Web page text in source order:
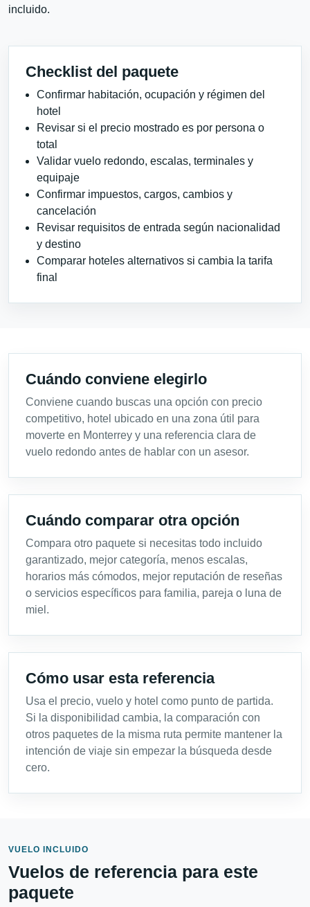
incluido.
Checklist del paquete
Confirmar habitación, ocupación y régimen del
hotel
Revisar si el precio mostrado es por persona o
total
Validar vuelo redondo, escalas, terminales y
equipaje
Confirmar impuestos, cargos, cambios y
cancelación
Revisar requisitos de entrada según nacionalidad
y destino
Comparar hoteles alternativos si cambia la tarifa
final
Cuándo conviene elegirlo
Conviene cuando buscas una opción con precio
competitivo, hotel ubicado en una zona útil para
moverte en Monterrey y una referencia clara de
vuelo redondo antes de hablar con un asesor.
Cuándo comparar otra opción
Compara otro paquete si necesitas todo incluido
garantizado, mejor categoría, menos escalas,
horarios más cómodos, mejor reputación de reseñas
o servicios específicos para familia, pareja o luna de
miel.
Cómo usar esta referencia
Usa el precio, vuelo y hotel como punto de partida.
Si la disponibilidad cambia, la comparación con
otros paquetes de la misma ruta permite mantener la
intención de viaje sin empezar la búsqueda desde
cero.
VUELO INCLUIDO
Vuelos de referencia para este
paquete